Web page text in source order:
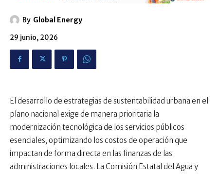
By Global Energy
29 junio, 2026
El desarrollo de estrategias de sustentabilidad urbana en el
plano nacional exige de manera prioritaria la
modernización tecnológica de los servicios públicos
esenciales, optimizando los costos de operación que
impactan de forma directa en las finanzas de las
administraciones locales. La Comisión Estatal del Agua y